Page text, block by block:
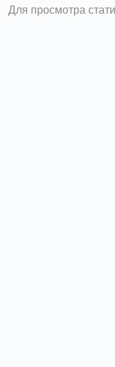
Для просмотра